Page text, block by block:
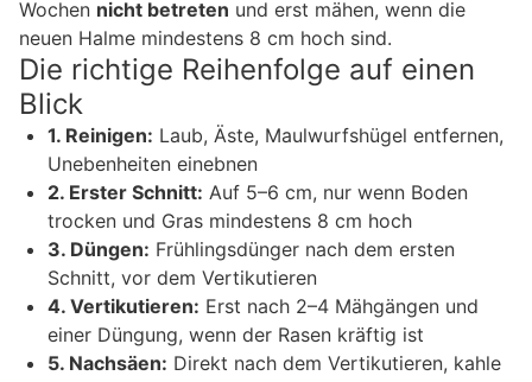
Wochen nicht betreten und erst mähen, wenn die
neuen Halme mindestens 8 cm hoch sind.
Die richtige Reihenfolge auf einen
Blick
1. Reinigen: Laub, Äste, Maulwurfshügel entfernen,
Unebenheiten einebnen
2. Erster Schnitt: Auf 5–6 cm, nur wenn Boden
trocken und Gras mindestens 8 cm hoch
3. Düngen: Frühlingsdünger nach dem ersten
Schnitt, vor dem Vertikutieren
4. Vertikutieren: Erst nach 2–4 Mähgängen und
einer Düngung, wenn der Rasen kräftig ist
5. Nachsäen: Direkt nach dem Vertikutieren, kahle